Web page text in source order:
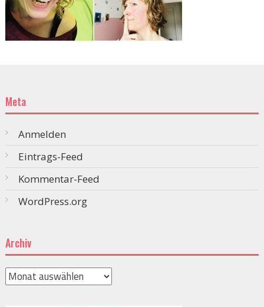
Meta
Anmelden
Eintrags-Feed
Kommentar-Feed
WordPress.org
Archiv
Archiv